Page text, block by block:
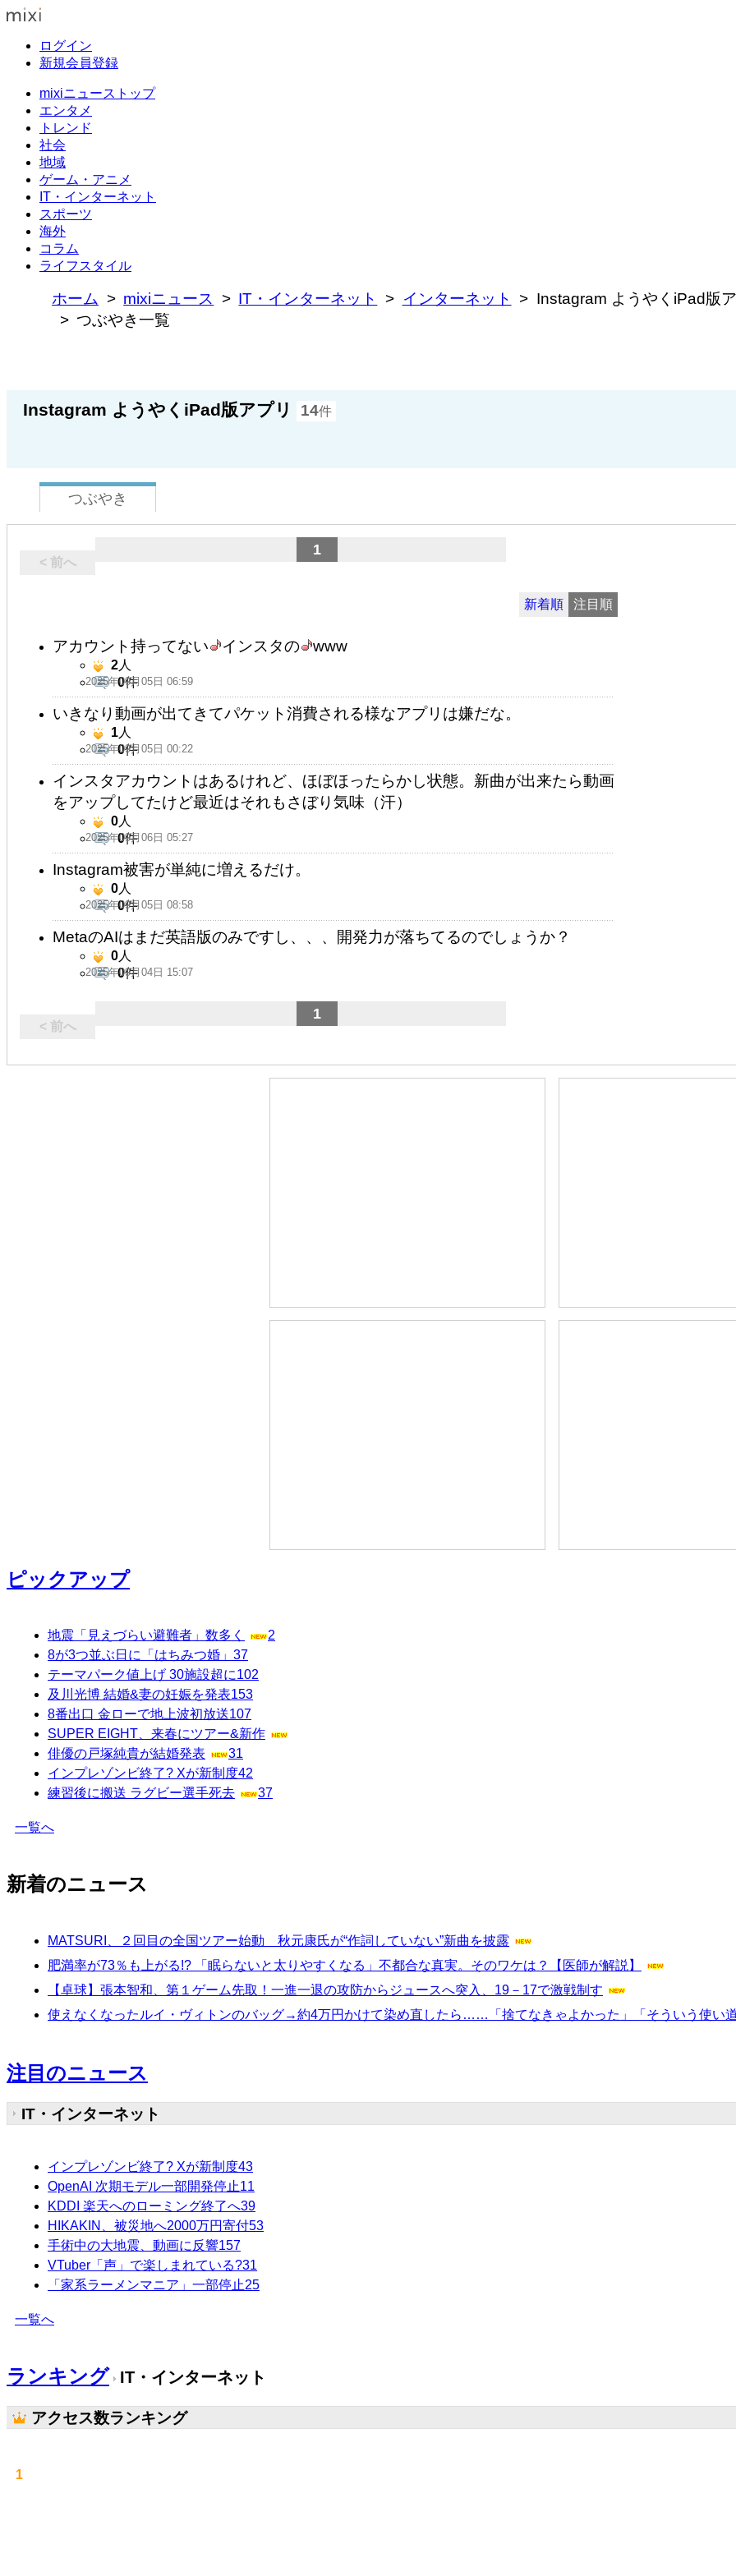
ログイン
新規会員登録
mixiニューストップ
エンタメ
トレンド
社会
地域
ゲーム・アニメ
IT・インターネット
スポーツ
海外
コラム
ライフスタイル
ホーム mixiニュース IT・インターネット インターネット
Instagram ようやくiPad版
つぶやき一覧
Instagram ようやくiPad版アプリ 14件
つぶやき
< 前へ
1
新着順 注目順
アカウント持ってない インスタの www
2025年09月05日 06:59
2人
0件
いきなり動画が出てきてパケット消費される様なアプリは嫌だな。
2025年09月05日 00:22
1人
0件
インスタアカウントはあるけれど、ほぼほったらかし状態。新曲が出来たら動画
をアップしてたけど最近はそれもさぼり気味（汗）
2025年09月06日 05:27
0人
0件
Instagram被害が単純に増えるだけ。
2025年09月05日 08:58
0人
0件
MetaのAIはまだ英語版のみですし、、、開発力が落ちてるのでしょうか？
2025年09月04日 15:07
0人
0件
< 前へ
1
ピックアップ
地震「見えづらい避難者」数多く
2
8が3つ並ぶ日に「はちみつ婚」 37
テーマパーク値上げ 30施設超に102
及川光博 結婚&妻の妊娠を発表153
8番出口 金ローで地上波初放送107
SUPER EIGHT、来春にツアー&新作
俳優の戸塚純貴が結婚発表
31
インプレゾンビ終了? Xが新制度42
練習後に搬送 ラグビー選手死去
37
一覧へ
新着のニュース
MATSURI、２回目の全国ツアー始動 秋元康氏が“作詞していない”新曲を披露
肥満率が73％も上がる!? 「眠らないと太りやすくなる」不都合な真実。そのワケは？【医師が解説】
【卓球】張本智和、第１ゲーム先取！一進一退の攻防からジュースへ突入、19－17で激戦制す
使えなくなったルイ・ヴィトンのバッグ→約4万円かけて染め直したら……「捨てなきゃよかった」「そういう使い
注目のニュース
IT・インターネット
インプレゾンビ終了? Xが新制度43
OpenAI 次期モデル一部開発停止11
KDDI 楽天へのローミング終了へ39
HIKAKIN、被災地へ2000万円寄付53
手術中の大地震、動画に反響157
VTuber「声」で楽しまれている?31
「家系ラーメンマニア」一部停止25
一覧へ
ランキング IT・インターネット
アクセス数ランキング
1